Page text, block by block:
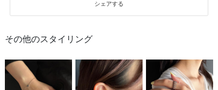
シェアする
その他のスタイリング